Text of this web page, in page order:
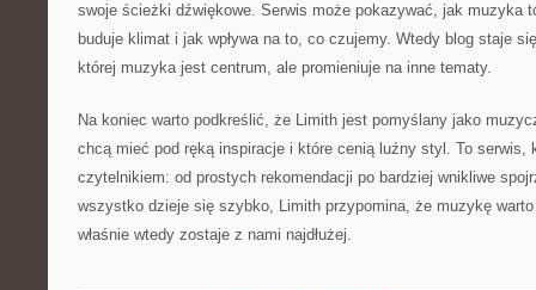
swoje ścieżki dźwiękowe. Serwis może pokazywać, jak muzyka
buduje klimat i jak wpływa na to, co czujemy. Wtedy blog staje
której muzyka jest centrum, ale promieniuje na inne tematy.
Na koniec warto podkreślić, że Limith jest pomyślany jako
chcą mieć pod ręką inspiracje i które cenią luźny styl. To serwis,
czytelnikiem: od prostych rekomendacji po bardziej wnikliwe
wszystko dzieje się szybko, Limith przypomina, że muzykę
właśnie wtedy zostaje z nami najdłużej.